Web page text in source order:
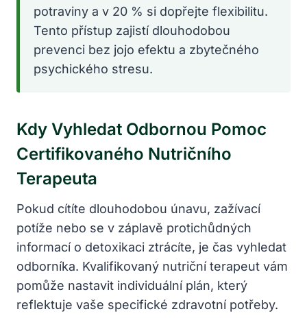
potraviny a v 20 % si dopřejte flexibilitu.
Tento přístup zajistí dlouhodobou
prevenci bez jojo efektu a zbytečného
psychického stresu.
Kdy Vyhledat Odbornou Pomoc
Certifikovaného Nutričního
Terapeuta
Pokud cítíte dlouhodobou únavu, zažívací
potíže nebo se v záplavě protichůdných
informací o detoxikaci ztrácíte, je čas vyhledat
odborníka. Kvalifikovaný nutriční terapeut vám
pomůže nastavit individuální plán, který
reflektuje vaše specifické zdravotní potřeby.